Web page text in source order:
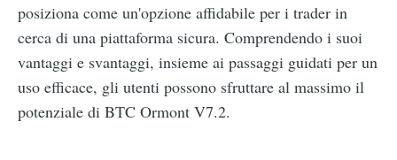
posiziona come un'opzione affidabile per i trader in
cerca di una piattaforma sicura. Comprendendo i suoi
vantaggi e svantaggi, insieme ai passaggi guidati per un
uso efficace, gli utenti possono sfruttare al massimo il
potenziale di BTC Ormont V7.2.